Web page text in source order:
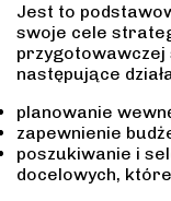
Jest to
swoje cele
następujące
planowanie
zapewnienie
poszukiwanie i
docelowych,